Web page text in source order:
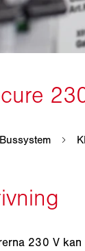
230 V